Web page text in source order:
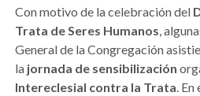
Con motivo de la celebración del
Trata de Seres Humanos,
General de la Congregación
la jornada de sensibilización
Intereclesial contra la Trata.